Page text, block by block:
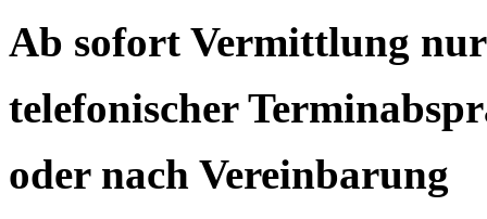
Ab sofort Vermittlung
telefonischer
oder nach Vereinbarung